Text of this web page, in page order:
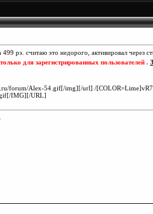
рэ. считаю это недорого, активировал через
для зарегистрированных пользователей .
forum/Alex-54.gif[/img][/url] /
IMG][/URL]